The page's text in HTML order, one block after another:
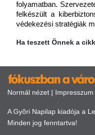
folyamatban.
felkészült a
védekezési stratégiák
Ha teszett Önnek a
Normál nézet | Impresszum
A Gyõri Napilap kiadója a
Minden jog fenntartva!